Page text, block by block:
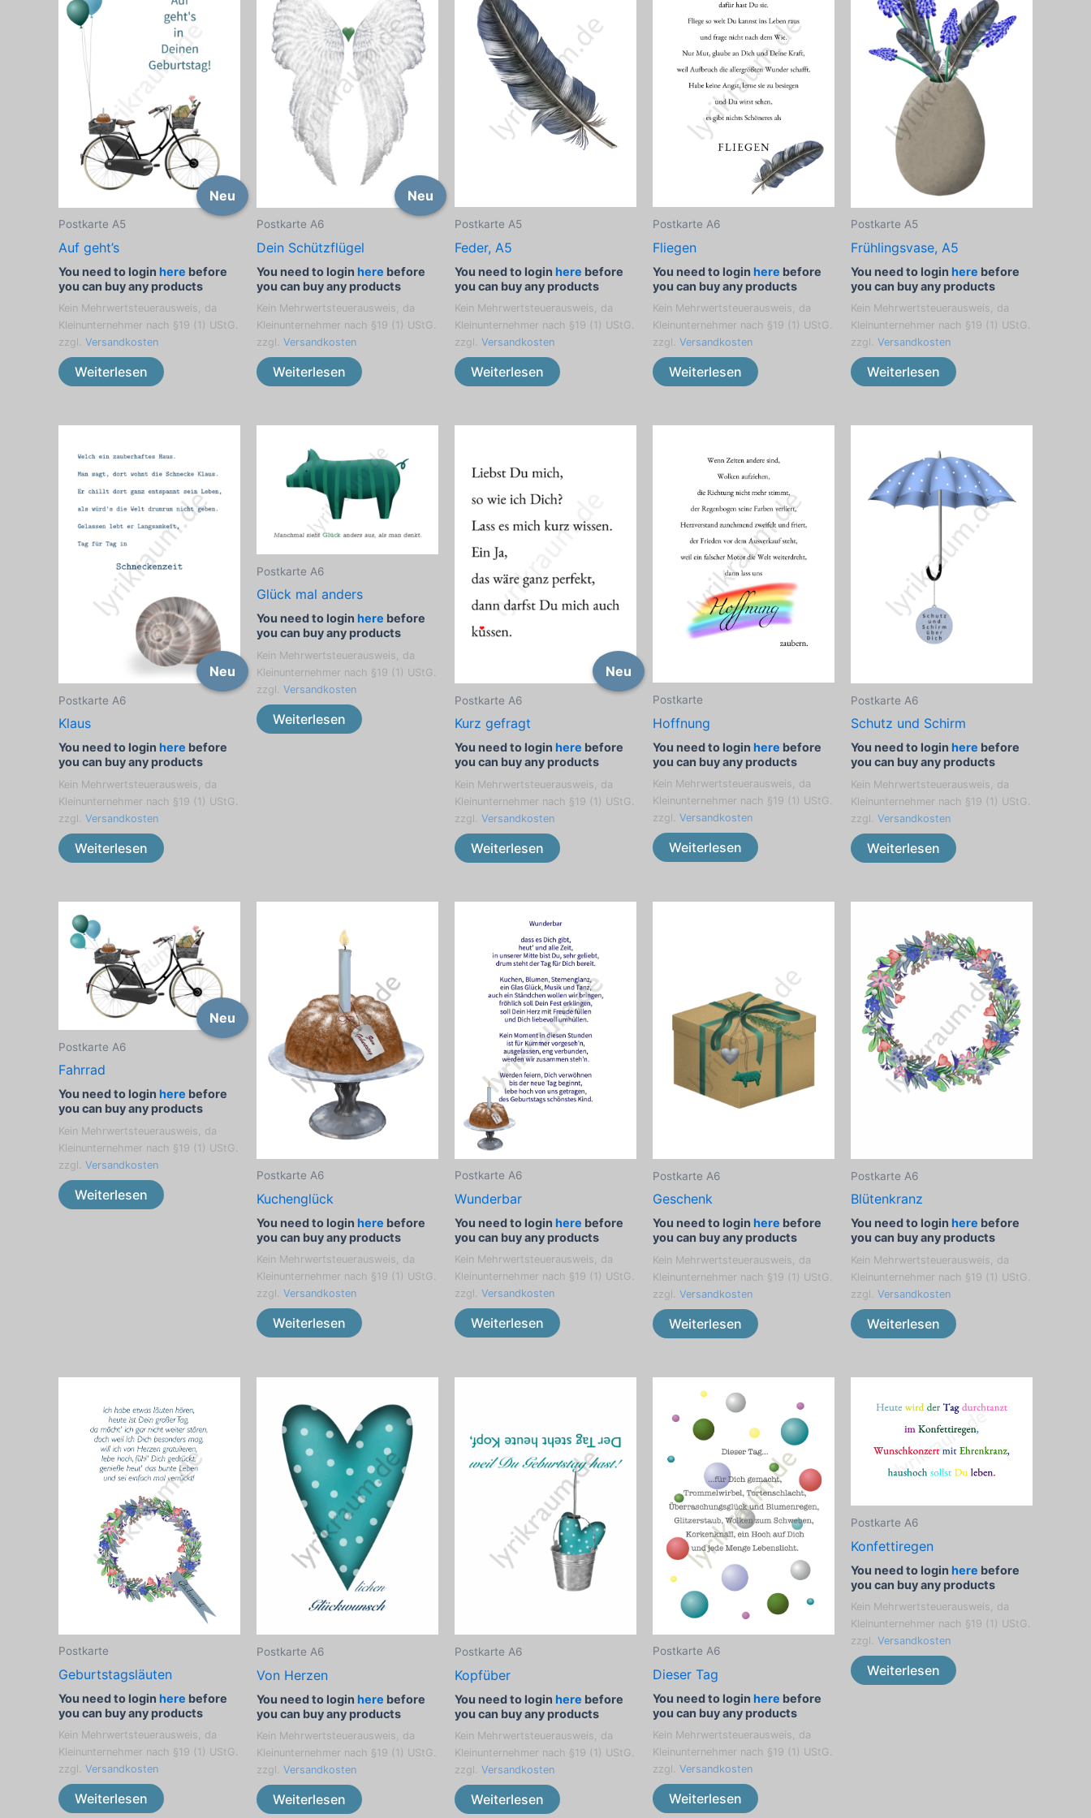
Neu
Postkarte A5
Auf geht’s
You need to login here before
you can buy any products
Kein Mehrwertsteuerausweis, da
Kleinunternehmer nach §19 (1) UStG.
zzgl. Versandkosten
Weiterlesen
Neu
Postkarte A6
Dein Schützflügel
You need to login here before
you can buy any products
Kein Mehrwertsteuerausweis, da
Kleinunternehmer nach §19 (1) UStG.
zzgl. Versandkosten
Weiterlesen
Postkarte A5
Feder, A5
You need to login here before
you can buy any products
Kein Mehrwertsteuerausweis, da
Kleinunternehmer nach §19 (1) UStG.
zzgl. Versandkosten
Weiterlesen
Postkarte A6
Fliegen
You need to login here before
you can buy any products
Kein Mehrwertsteuerausweis, da
Kleinunternehmer nach §19 (1) UStG.
zzgl. Versandkosten
Weiterlesen
Postkarte A5
Frühlingsvase, A5
You need to login here before
you can buy any products
Kein Mehrwertsteuerausweis, da
Kleinunternehmer nach §19 (1) UStG.
zzgl. Versandkosten
Weiterlesen
Neu
Postkarte A6
Klaus
You need to login here before
you can buy any products
Kein Mehrwertsteuerausweis, da
Kleinunternehmer nach §19 (1) UStG.
zzgl. Versandkosten
Weiterlesen
Postkarte A6
Glück mal anders
You need to login here before
you can buy any products
Kein Mehrwertsteuerausweis, da
Kleinunternehmer nach §19 (1) UStG.
zzgl. Versandkosten
Weiterlesen
Neu
Postkarte A6
Kurz gefragt
You need to login here before
you can buy any products
Kein Mehrwertsteuerausweis, da
Kleinunternehmer nach §19 (1) UStG.
zzgl. Versandkosten
Weiterlesen
Postkarte
Hoffnung
You need to login here before
you can buy any products
Kein Mehrwertsteuerausweis, da
Kleinunternehmer nach §19 (1) UStG.
zzgl. Versandkosten
Weiterlesen
Postkarte A6
Schutz und Schirm
You need to login here before
you can buy any products
Kein Mehrwertsteuerausweis, da
Kleinunternehmer nach §19 (1) UStG.
zzgl. Versandkosten
Weiterlesen
Neu
Postkarte A6
Fahrrad
You need to login here before
you can buy any products
Kein Mehrwertsteuerausweis, da
Kleinunternehmer nach §19 (1) UStG.
zzgl. Versandkosten
Weiterlesen
Postkarte A6
Kuchenglück
You need to login here before
you can buy any products
Kein Mehrwertsteuerausweis, da
Kleinunternehmer nach §19 (1) UStG.
zzgl. Versandkosten
Weiterlesen
Postkarte A6
Wunderbar
You need to login here before
you can buy any products
Kein Mehrwertsteuerausweis, da
Kleinunternehmer nach §19 (1) UStG.
zzgl. Versandkosten
Weiterlesen
Postkarte A6
Geschenk
You need to login here before
you can buy any products
Kein Mehrwertsteuerausweis, da
Kleinunternehmer nach §19 (1) UStG.
zzgl. Versandkosten
Weiterlesen
Postkarte A6
Blütenkranz
You need to login here before
you can buy any products
Kein Mehrwertsteuerausweis, da
Kleinunternehmer nach §19 (1) UStG.
zzgl. Versandkosten
Weiterlesen
Postkarte
Geburtstagsläuten
You need to login here before
you can buy any products
Kein Mehrwertsteuerausweis, da
Kleinunternehmer nach §19 (1) UStG.
zzgl. Versandkosten
Weiterlesen
Postkarte A6
Von Herzen
You need to login here before
you can buy any products
Kein Mehrwertsteuerausweis, da
Kleinunternehmer nach §19 (1) UStG.
zzgl. Versandkosten
Weiterlesen
Postkarte A6
Kopfüber
You need to login here before
you can buy any products
Kein Mehrwertsteuerausweis, da
Kleinunternehmer nach §19 (1) UStG.
zzgl. Versandkosten
Weiterlesen
Postkarte A6
Dieser Tag
You need to login here before
you can buy any products
Kein Mehrwertsteuerausweis, da
Kleinunternehmer nach §19 (1) UStG.
zzgl. Versandkosten
Weiterlesen
Postkarte A6
Konfettiregen
You need to login here before
you can buy any products
Kein Mehrwertsteuerausweis, da
Kleinunternehmer nach §19 (1) UStG.
zzgl. Versandkosten
Weiterlesen